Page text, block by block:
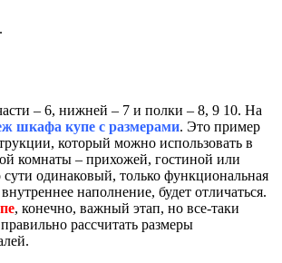
– 6, нижней – 7 и полки – 8, 9 10. На
шкафа купе с размерами. Это пример
который можно использовать в
комнаты – прихожей, гостиной или
сути одинаковый, только функциональная
наполнение, будет отличаться.
, конечно, важный этап, но все-таки
рассчитать размеры